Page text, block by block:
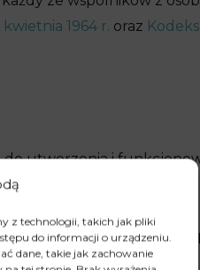
z technologii, takich jak pliki
do informacji o urządzeniu.
dane, takie jak zachowanie
1964 r. oraz
utworzenia i
współwłaściciela spółki.
w formie
Rejestrze Sądowym.